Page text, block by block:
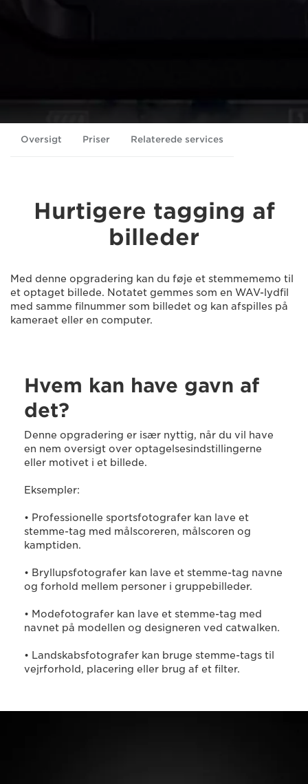
Oversigt Priser Relaterede services
Hurtigere tagging af
billeder
Med denne opgradering kan du føje et stemmememo til
et optaget billede. Notatet gemmes som en WAV-lydfil
med samme filnummer som billedet og kan afspilles på
kameraet eller en computer.
Hvem kan have gavn af
det?
Denne opgradering er især nyttig, når du vil have
en nem oversigt over optagelsesindstillingerne
eller motivet i et billede.
Eksempler:
• Professionelle sportsfotografer kan lave et
stemme-tag med målscoreren, målscoren og
kamptiden.
• Bryllupsfotografer kan lave et stemme-tag navne
og forhold mellem personer i gruppebilleder.
• Modefotografer kan lave et stemme-tag med
navnet på modellen og designeren ved catwalken.
• Landskabsfotografer kan bruge stemme-tags til
vejrforhold, placering eller brug af et filter.